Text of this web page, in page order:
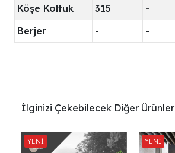
Köşe Koltuk
315 -
Berjer
- -
İlginizi Çekebilecek Diğer Ürünler